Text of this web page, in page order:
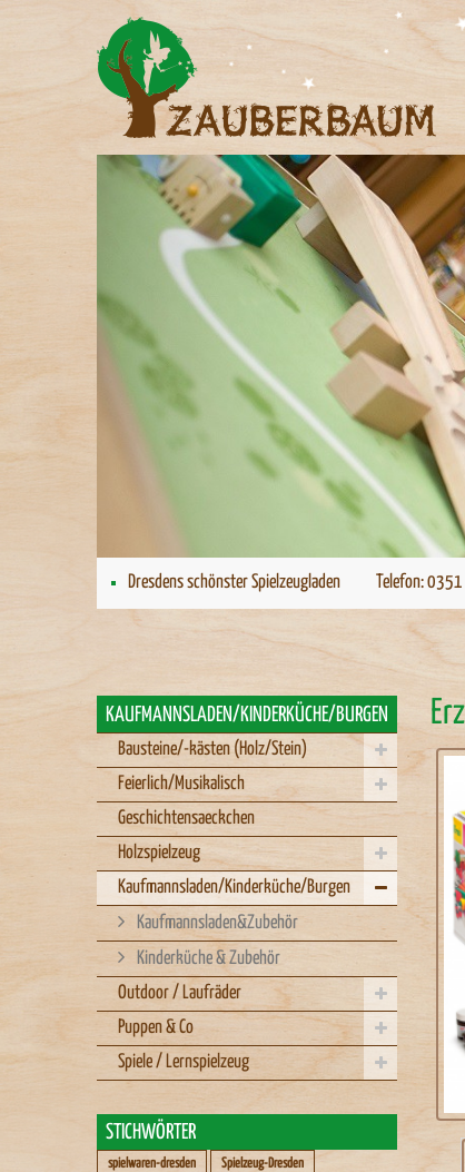
Dresdens schönster Spielzeugladen Telefon:
KAUFMANNSLADEN/KINDERKÜCHE/BURGEN
Bausteine/-kästen (Holz/Stein)
Feierlich/Musikalisch
Geschichtensaeckchen
Holzspielzeug
Kaufmannsladen/Kinderküche/Burgen
Kaufmannsladen&Zubehör
Kinderküche & Zubehör
Outdoor / Laufräder
Puppen & Co
Spiele / Lernspielzeug
STICHWÖRTER
spielwaren-dresden Spielzeug-Dresden